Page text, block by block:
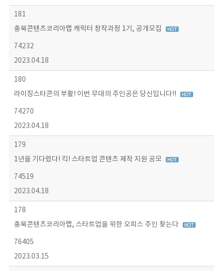
181
충북콘텐츠코리아랩 캐릭터 창작과정 1기, 공개모집
74232
2023.04.18
180
라이징스타콘의 부활! 이번 무대의 주인공은 당신입니다!!
74270
2023.04.18
179
1년을 기다렸다! 킥! 스타트업 콘텐츠 제작 지원 공모
74519
2023.04.18
178
충북콘텐츠코리아랩, 스타트업을 위한 오피스 주인 찾는다
76405
2023.03.15